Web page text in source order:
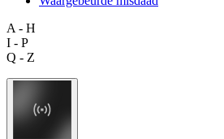
A - H
I - P
Q - Z